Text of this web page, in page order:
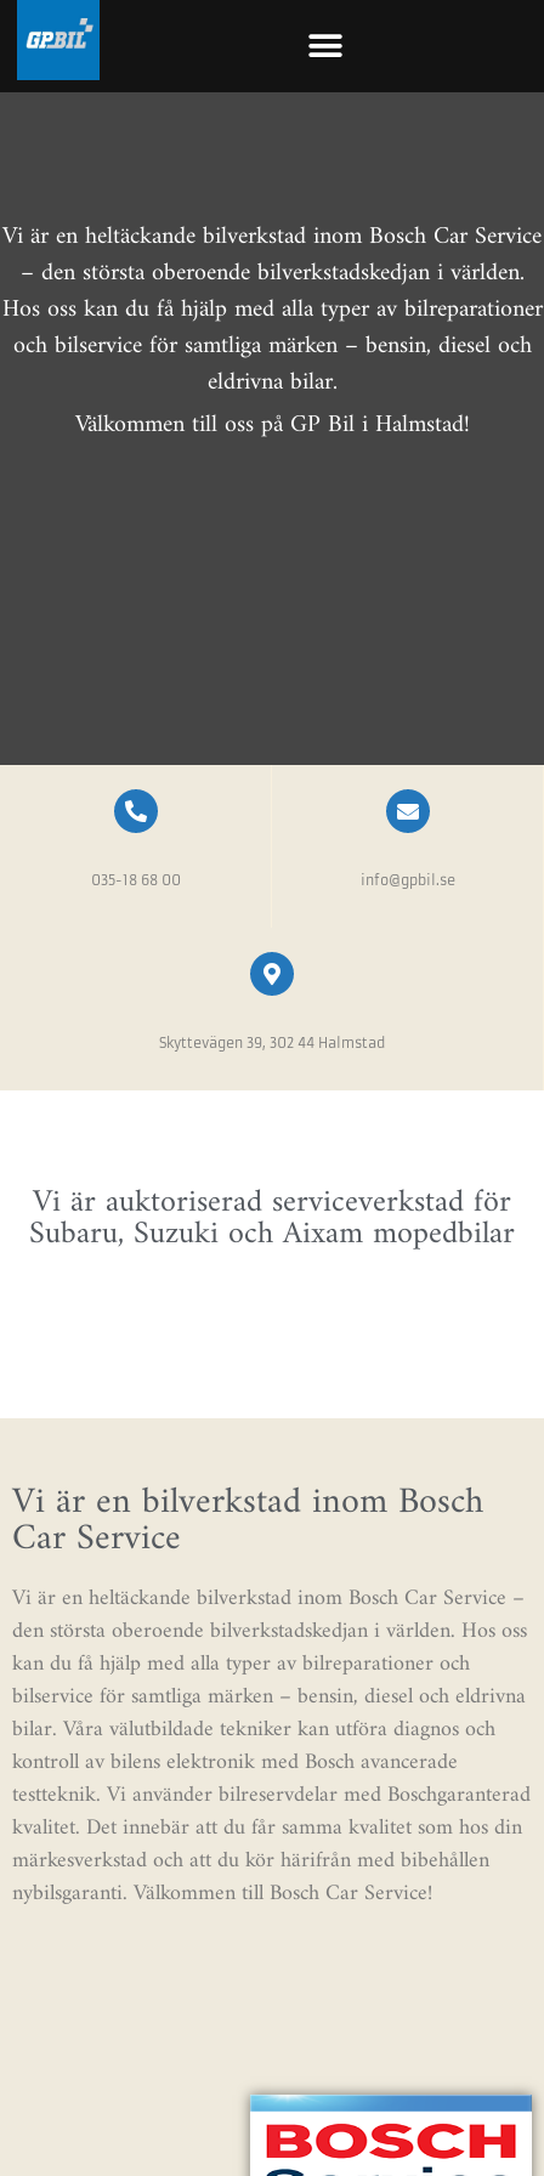
Vi är en heltäckande bilverkstad inom Bosch Car Service
– den största oberoende bilverkstadskedjan i världen.
Hos oss kan du få hjälp med alla typer av bilreparationer
och bilservice för samtliga märken – bensin, diesel och
eldrivna bilar.
Välkommen till oss på GP Bil i Halmstad!
035-18 68 00 info@gpbil.se
Skyttevägen 39, 302 44 Halmstad
Vi är auktoriserad serviceverkstad för
Subaru, Suzuki och Aixam mopedbilar
Vi är en bilverkstad inom Bosch
Car Service
Vi är en heltäckande bilverkstad inom Bosch Car Service –
den största oberoende bilverkstadskedjan i världen. Hos oss
kan du få hjälp med alla typer av bilreparationer och
bilservice för samtliga märken – bensin, diesel och eldrivna
bilar. Våra välutbildade tekniker kan utföra diagnos och
kontroll av bilens elektronik med Bosch avancerade
testteknik. Vi använder bilreservdelar med Boschgaranterad
kvalitet. Det innebär att du får samma kvalitet som hos din
märkesverkstad och att du kör härifrån med bibehållen
nybilsgaranti. Välkommen till Bosch Car Service!